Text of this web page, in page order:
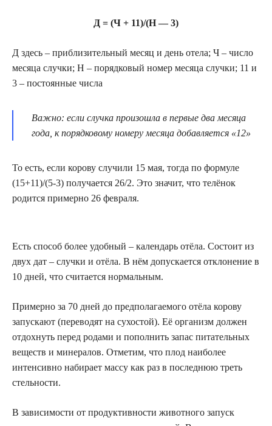
Д = (Ч + 11)/(Н — 3)
Д здесь – приблизительный месяц и день отела; Ч – число
месяца случки; Н – порядковый номер месяца случки; 11 и
3 – постоянные числа
Важно: если случка произошла в первые два месяца
года, к порядковому номеру месяца добавляется «12»
То есть, если корову случили 15 мая, тогда по формуле
(15+11)/(5-3) получается 26/2. Это значит, что телёнок
родится примерно 26 февраля.
Есть способ более удобный – календарь отёла. Состоит из
двух дат – случки и отёла. В нём допускается отклонение в
10 дней, что считается нормальным.
Примерно за 70 дней до предполагаемого отёла корову
запускают (переводят на сухостой). Её организм должен
отдохнуть перед родами и пополнить запас питательных
веществ и минералов. Отметим, что плод наиболее
интенсивно набирает массу как раз в последнюю треть
стельности.
В зависимости от продуктивности животного запуск